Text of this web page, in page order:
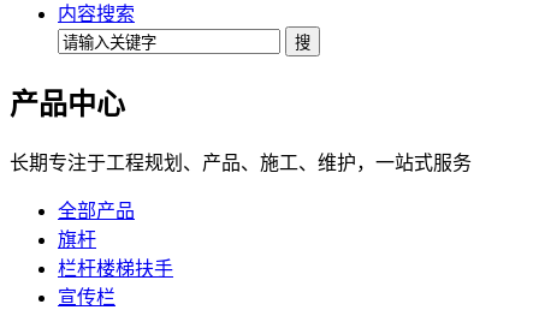
内容搜索
产品中心
长期专注于工程规划、产品、施工、维护，一站式服务
全部产品
旗杆
栏杆楼梯扶手
宣传栏